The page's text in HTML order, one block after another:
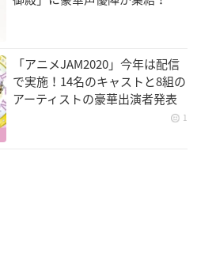
「アニメJAM2020」今年は配信
で実施！14名のキャストと8組の
アーティストの豪華出演者発表
1